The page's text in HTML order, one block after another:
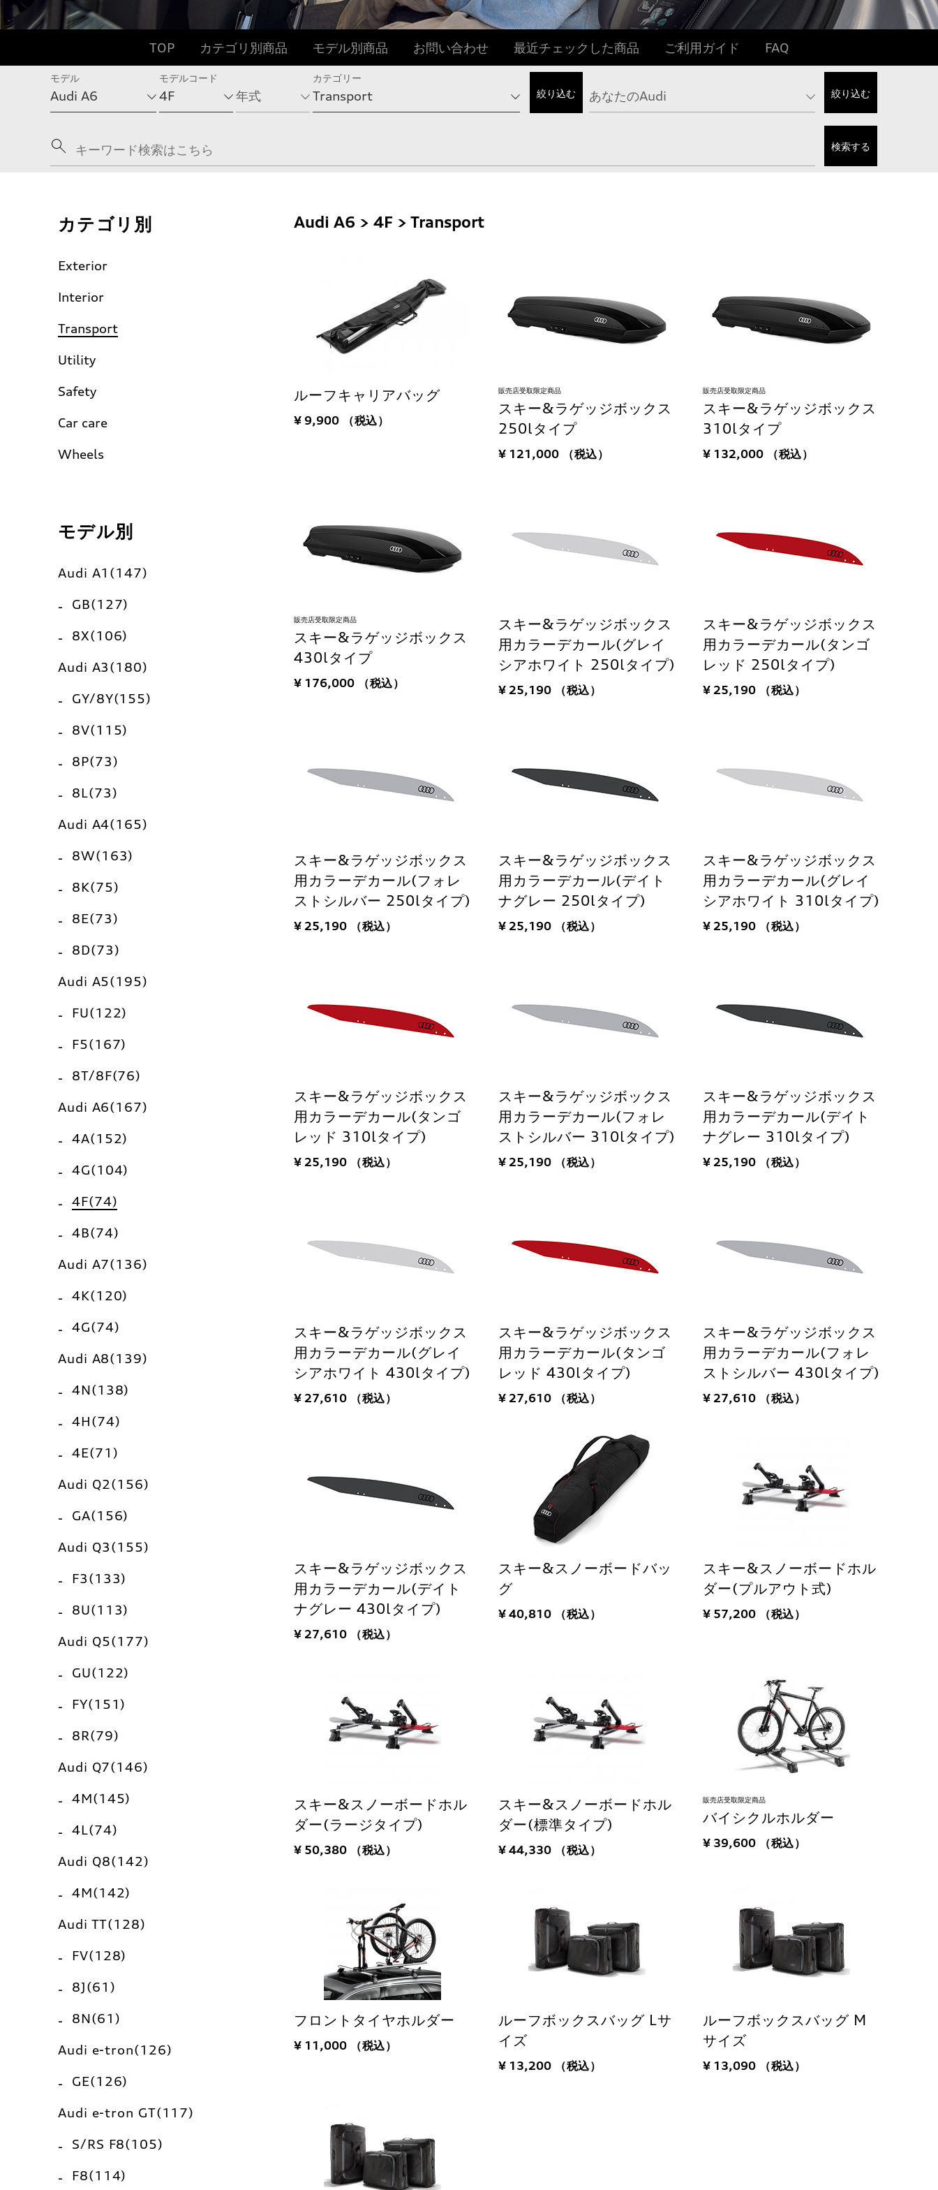
TOP カテゴリ別商品 モデル別商品 お問い合わせ 最近チェックした商品 ご利用ガイド FAQ
モデル モデルコード カテゴリー
カテゴリ別
Exterior
Interior
Transport
Utility
Safety
Car care
Wheels
モデル別
Audi A1(147)
GB(127)
8X(106)
Audi A3(180)
GY/8Y(155)
8V(115)
8P(73)
8L(73)
Audi A4(165)
8W(163)
8K(75)
8E(73)
8D(73)
Audi A5(195)
FU(122)
F5(167)
8T/8F(76)
Audi A6(167)
4A(152)
4G(104)
4F(74)
4B(74)
Audi A7(136)
4K(120)
4G(74)
Audi A8(139)
4N(138)
4H(74)
4E(71)
Audi Q2(156)
GA(156)
Audi Q3(155)
F3(133)
8U(113)
Audi Q5(177)
GU(122)
FY(151)
8R(79)
Audi Q7(146)
4M(145)
4L(74)
Audi Q8(142)
4M(142)
Audi TT(128)
FV(128)
8J(61)
8N(61)
Audi e-tron(126)
GE(126)
Audi e-tron GT(117)
S/RS F8(105)
F8(114)
Audi A6 > 4F > Transport
ルーフキャリアバッグ
¥ 9,900 （税込）
販売店受取限定商品
スキー&ラゲッジボックス
250lタイプ
¥ 121,000 （税込）
販売店受取限定商品
スキー&ラゲッジボックス
310lタイプ
¥ 132,000 （税込）
販売店受取限定商品
スキー&ラゲッジボックス
430lタイプ
¥ 176,000 （税込）
スキー&ラゲッジボックス
用カラーデカール(グレイ
シアホワイト 250lタイプ)
¥ 25,190 （税込）
スキー&ラゲッジボックス
用カラーデカール(タンゴ
レッド 250lタイプ)
¥ 25,190 （税込）
スキー&ラゲッジボックス
用カラーデカール(フォレ
ストシルバー 250lタイプ)
¥ 25,190 （税込）
スキー&ラゲッジボックス
用カラーデカール(デイト
ナグレー 250lタイプ)
¥ 25,190 （税込）
スキー&ラゲッジボックス
用カラーデカール(グレイ
シアホワイト 310lタイプ)
¥ 25,190 （税込）
スキー&ラゲッジボックス
用カラーデカール(タンゴ
レッド 310lタイプ)
¥ 25,190 （税込）
スキー&ラゲッジボックス
用カラーデカール(フォレ
ストシルバー 310lタイプ)
¥ 25,190 （税込）
スキー&ラゲッジボックス
用カラーデカール(デイト
ナグレー 310lタイプ)
¥ 25,190 （税込）
スキー&ラゲッジボックス
用カラーデカール(グレイ
シアホワイト 430lタイプ)
¥ 27,610 （税込）
スキー&ラゲッジボックス
用カラーデカール(タンゴ
レッド 430lタイプ)
¥ 27,610 （税込）
スキー&ラゲッジボックス
用カラーデカール(フォレ
ストシルバー 430lタイプ)
¥ 27,610 （税込）
スキー&ラゲッジボックス
用カラーデカール(デイト
ナグレー 430lタイプ)
¥ 27,610 （税込）
スキー&スノーボードバッ
グ
¥ 40,810 （税込）
スキー&スノーボードホル
ダー(プルアウト式)
¥ 57,200 （税込）
スキー&スノーボードホル
ダー(ラージタイプ)
¥ 50,380 （税込）
スキー&スノーボードホル
ダー(標準タイプ)
¥ 44,330 （税込）
販売店受取限定商品
バイシクルホルダー
¥ 39,600 （税込）
フロントタイヤホルダー
¥ 11,000 （税込）
ルーフボックスバッグ Lサ
イズ
¥ 13,200 （税込）
ルーフボックスバッグ M
サイズ
¥ 13,090 （税込）